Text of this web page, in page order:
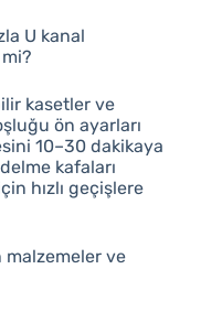
U kanal
kasetler ve
ön ayarları
10–30 dakikaya
kafaları
hızlı geçişlere
malzemeler ve